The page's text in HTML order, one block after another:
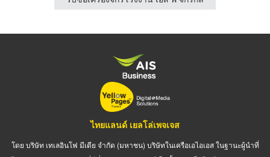
ไทยแลนด์ เยลโล่เพจเจส
โดย บริษัท เทเลอินโฟ มีเดีย จำกัด (มหาชน) บริษัทในเครือเอไอเอส ในฐานะผู้นำที่